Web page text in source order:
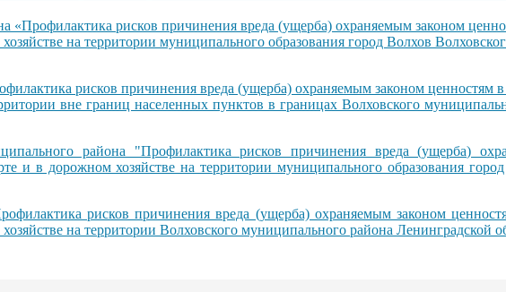
рисков причинения вреда (ущерба) охраняемым законом
на территории муниципального образования город Волхов
рисков причинения вреда (ущерба) охраняемым законом ценностям
вне границ населенных пунктов в границах Волховского
района "Профилактика рисков причинения вреда (ущерба)
и в дорожном хозяйстве на территории муниципального образования
рисков причинения вреда (ущерба) охраняемым законом
на территории Волховского муниципального района Ленинградской